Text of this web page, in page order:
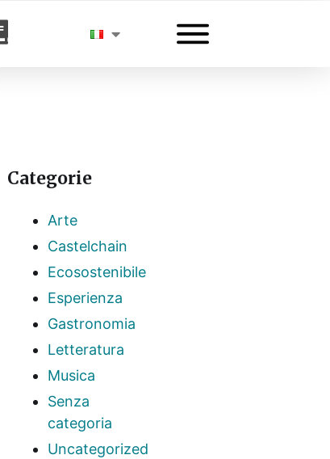
Categorie
Arte
Castelchain
Ecosostenibile
Esperienza
Gastronomia
Letteratura
Musica
Senza
categoria
Uncategorized